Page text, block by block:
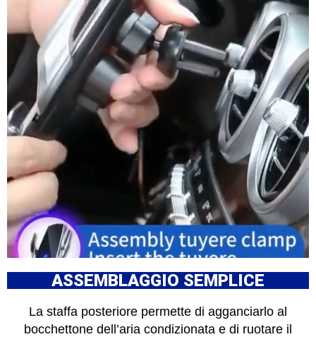
ASSEMBLAGGIO SEMPLICE
La staffa posteriore permette di agganciarlo al
bocchettone dell’aria condizionata e di ruotare il